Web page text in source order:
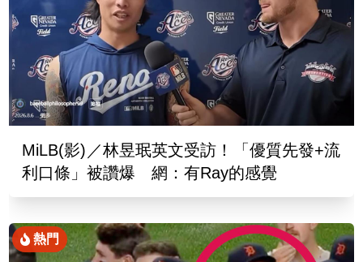
MiLB(影)／林昱珉英文受訪！「優質先發+流
利口條」被讚爆 網：有Ray的感覺
熱門